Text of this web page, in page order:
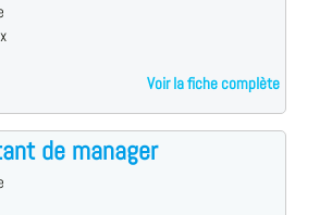
Voir la fiche complète
de manager